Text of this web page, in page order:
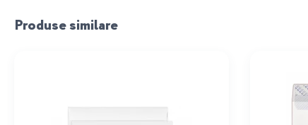
Produse similare